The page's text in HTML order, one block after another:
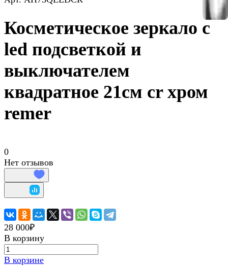
Косметическое зеркало с
led подсветкой и
выключателем
квадратное 21см cr хром
remer
0
Нет отзывов
28 000₽
В корзину
В корзине